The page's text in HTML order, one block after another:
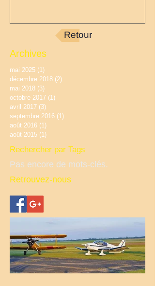
Retour
Archives
mai 2025 (1)
décembre 2018 (2)
mai 2018 (3)
octobre 2017 (1)
avril 2017 (3)
septembre 2016 (1)
août 2016 (1)
août 2015 (1)
Rechercher par Tags
Pas encore de mots-clés.
Retrouvez-nous